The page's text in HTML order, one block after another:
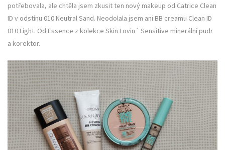
potřebovala, ale chtěla jsem zkusit ten nový makeup od Catrice Clean
ID v odstínu 010 Neutral Sand. Neodolala jsem ani BB creamu Clean ID
010 Light. Od Essence z kolekce Skin Lovin´ Sensitive minerální pudr
a korektor.